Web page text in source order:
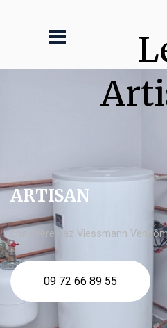
ARTISAN
chaudière gaz Viessmann
09 72 66 89 55